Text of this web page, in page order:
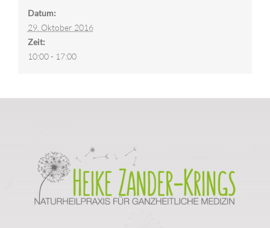
Datum:
29. Oktober 2016
Zeit:
10:00 - 17:00